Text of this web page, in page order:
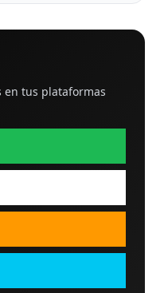
en tus plataformas